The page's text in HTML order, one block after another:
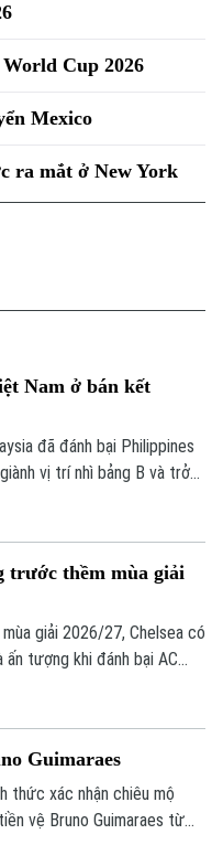
Cup 2026
Mexico
ra mắt ở New York
Nam ở bán kết
đã đánh bại Philippines
vị trí nhì bảng B và trở
trước thềm mùa giải
giải 2026/27, Chelsea có
ấn tượng khi đánh bại AC
8. Guimaraes
thức xác nhận chiêu mộ
vệ Bruno Guimaraes từ